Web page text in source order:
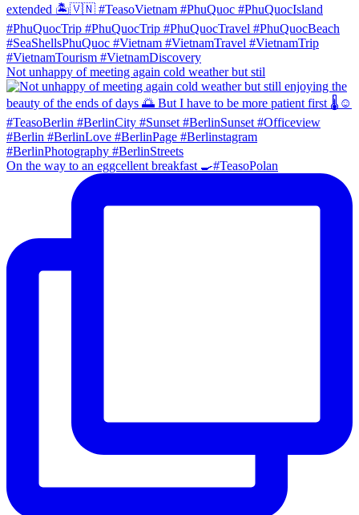
Not unhappy of meeting again cold weather but stil
On the way to an eggcellent breakfast 🍳#TeasoPolan